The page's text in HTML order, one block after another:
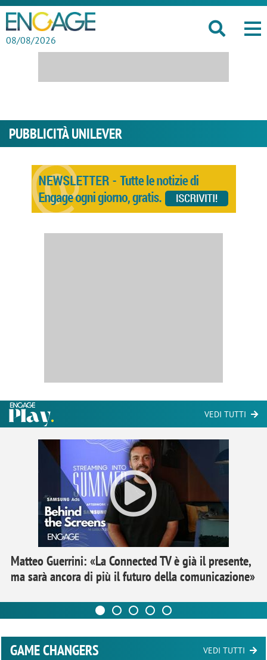
08/08/2026
PUBBLICITÀ UNILEVER
VEDI TUTTI
Matteo Guerrini: «La Connected TV è già il presente,
ma sarà ancora di più il futuro della comunicazione»
GAME CHANGERS VEDI TUTTI